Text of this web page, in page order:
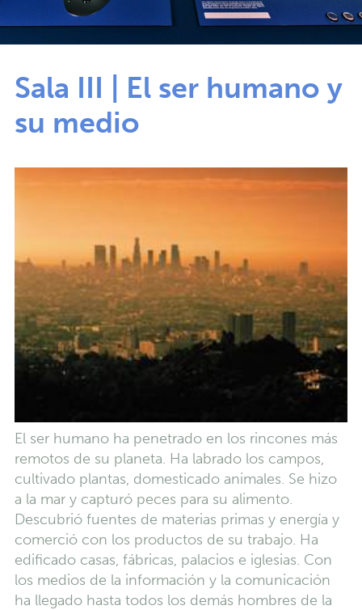
Sala III | El ser humano y
su medio
El ser humano ha penetrado en los rincones más
remotos de su planeta. Ha labrado los campos,
cultivado plantas, domesticado animales. Se hizo
a la mar y capturó peces para su alimento.
Descubrió fuentes de materias primas y energía y
comerció con los productos de su trabajo. Ha
edificado casas, fábricas, palacios e iglesias. Con
los medios de la información y la comunicación
ha llegado hasta todos los demás hombres de la